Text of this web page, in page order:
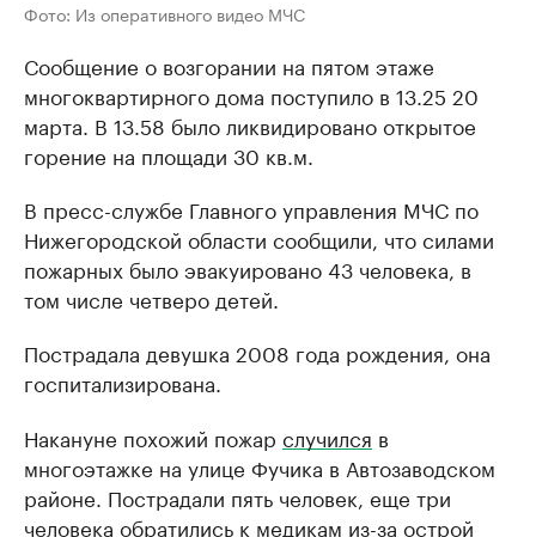
Фото: Из оперативного видео МЧС
Сообщение о возгорании на пятом этаже
многоквартирного дома поступило в 13.25 20
марта. В 13.58 было ликвидировано открытое
горение на площади 30 кв.м.
В пресс-службе Главного управления МЧС по
Нижегородской области сообщили, что силами
пожарных было эвакуировано 43 человека, в
том числе четверо детей.
Пострадала девушка 2008 года рождения, она
госпитализирована.
Накануне похожий пожар случился в
многоэтажке на улице Фучика в Автозаводском
районе. Пострадали пять человек, еще три
человека обратились к медикам из-за острой